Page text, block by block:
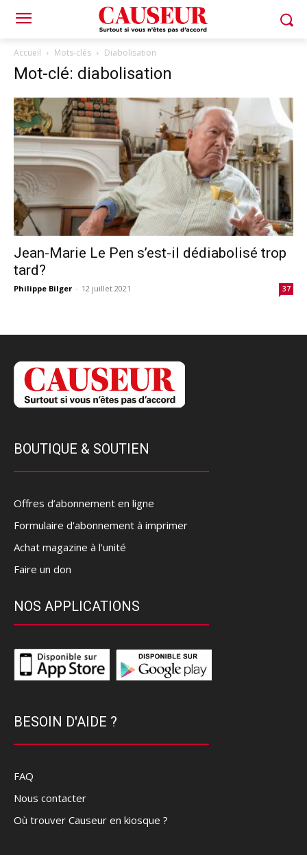
Accueil Mots-clés Diabolisation
Mot-clé: diabolisation
Jean-Marie Le Pen s’est-il dédiabolisé trop
tard?
Philippe Bilger - 12 juillet 2021 37
BOUTIQUE & SOUTIEN
Offres d’abonnement en ligne
Formulaire d'abonnement à imprimer
Achat magazine à l'unité
Faire un don
NOS APPLICATIONS
BESOIN D'AIDE ?
FAQ
Nous contacter
Où trouver Causeur en kiosque ?